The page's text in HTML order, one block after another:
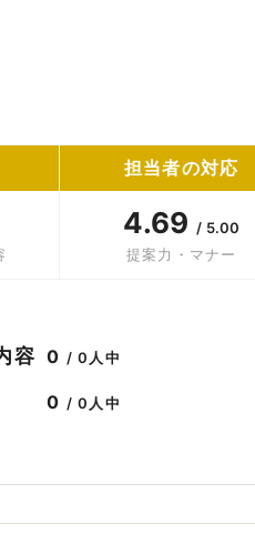
担当者の対応
4.69 / 5.00
提案力・マナー
容 0 / 0人中
0 / 0人中